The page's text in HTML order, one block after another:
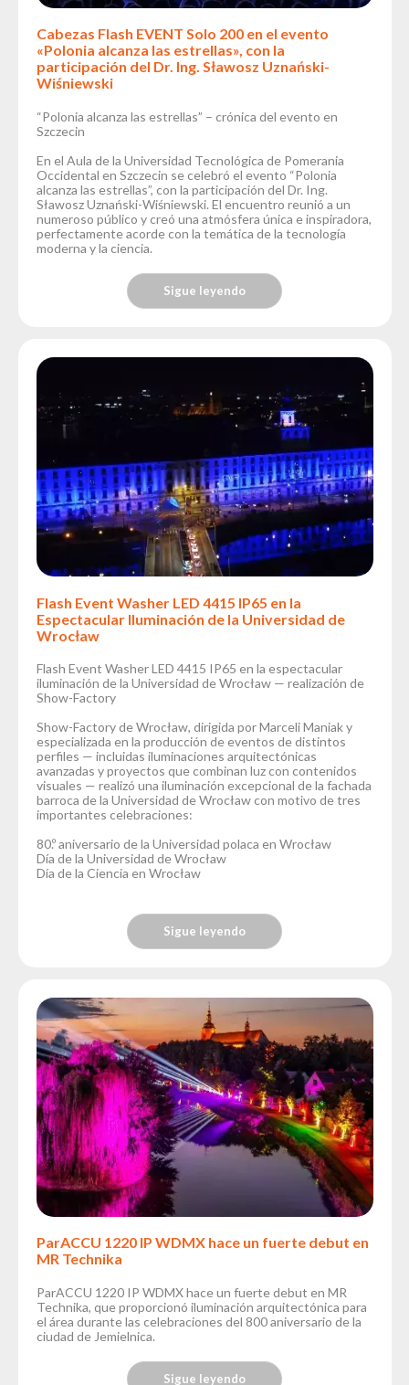
Cabezas Flash EVENT Solo 200 en el evento
«Polonia alcanza las estrellas», con la
participación del Dr. Ing. Sławosz Uznański-
Wiśniewski
“Polonia alcanza las estrellas” – crónica del evento en
Szczecin
En el Aula de la Universidad Tecnológica de Pomerania
Occidental en Szczecin se celebró el evento “Polonia
alcanza las estrellas”, con la participación del Dr. Ing.
Sławosz Uznański-Wiśniewski. El encuentro reunió a un
numeroso público y creó una atmósfera única e inspiradora,
perfectamente acorde con la temática de la tecnología
moderna y la ciencia.
Sigue leyendo
Flash Event Washer LED 4415 IP65 en la
Espectacular Iluminación de la Universidad de
Wrocław
Flash Event Washer LED 4415 IP65 en la espectacular
iluminación de la Universidad de Wrocław — realización de
Show-Factory
Show-Factory de Wrocław, dirigida por Marceli Maniak y
especializada en la producción de eventos de distintos
perfiles — incluidas iluminaciones arquitectónicas
avanzadas y proyectos que combinan luz con contenidos
visuales — realizó una iluminación excepcional de la fachada
barroca de la Universidad de Wrocław con motivo de tres
importantes celebraciones:
80.º aniversario de la Universidad polaca en Wrocław
Día de la Universidad de Wrocław
Día de la Ciencia en Wrocław
Sigue leyendo
ParACCU 1220 IP WDMX hace un fuerte debut en
MR Technika
ParACCU 1220 IP WDMX hace un fuerte debut en MR
Technika, que proporcionó iluminación arquitectónica para
el área durante las celebraciones del 800 aniversario de la
ciudad de Jemielnica.
Sigue leyendo